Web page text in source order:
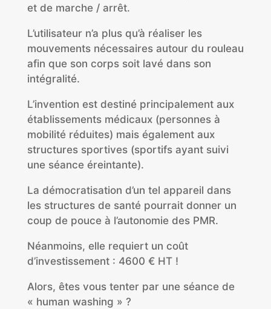
et de marche / arrêt.
L’utilisateur n’a plus qu’à réaliser les
mouvements nécessaires autour du rouleau
afin que son corps soit lavé dans son
intégralité.
L’invention est destiné principalement aux
établissements médicaux (personnes à
mobilité réduites) mais également aux
structures sportives (sportifs ayant suivi
une séance éreintante).
La démocratisation d’un tel appareil dans
les structures de santé pourrait donner un
coup de pouce à l’autonomie des PMR.
Néanmoins, elle requiert un coût
d’investissement : 4600 € HT !
Alors, êtes vous tenter par une séance de
« human washing » ?